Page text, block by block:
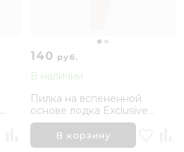
140 руб.
В наличии
Пилка на вспененной
основе лодка Exclusive
150/240 Bruar
В корзину